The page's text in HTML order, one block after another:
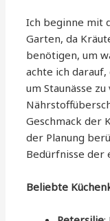
Ich beginne mit
Garten, da
benötigen, um
achte ich darauf,
um Staunässe
Geschmack der
der Planung
Bedürfnisse der
Beliebte